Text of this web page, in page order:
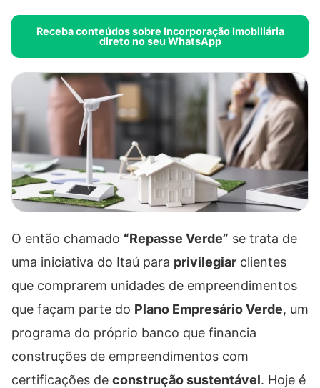
Receba conteúdos sobre Incorporação Imobiliária
direto no seu WhatsApp
O então chamado “Repasse Verde” se trata de
uma iniciativa do Itaú para privilegiar clientes
que comprarem unidades de empreendimentos
que façam parte do Plano Empresário Verde, um
programa do próprio banco que financia
construções de empreendimentos com
certificações de construção sustentável. Hoje é